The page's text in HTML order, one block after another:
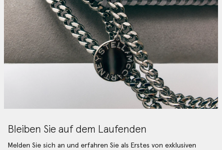
Bleiben Sie auf dem Laufenden
Melden Sie sich an und erfahren Sie als Erstes von exklusiven